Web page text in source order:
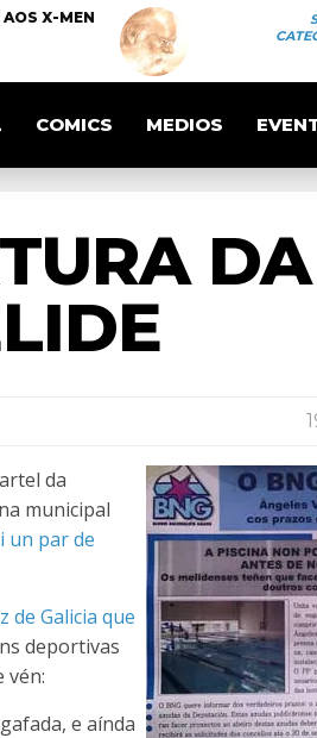
AOS X-MEN
COMICS MEDIOS
da
municipal
un par de
de Galicia que
deportivas
vén:
e aínda